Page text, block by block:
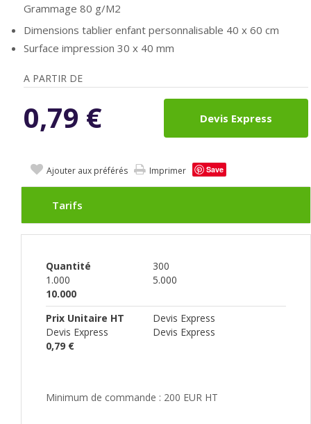
Grammage 80 g/M2
Dimensions tablier enfant personnalisable 40 x 60 cm
Surface impression 30 x 40 mm
A PARTIR DE
0,79 € Devis Express
Ajouter aux préférés Imprimer Save
Tarifs
Quantité
300
1.000
5.000
10.000
Prix Unitaire HT
Devis Express
Devis Express
Devis Express
0,79 €
Minimum de commande : 200 EUR HT